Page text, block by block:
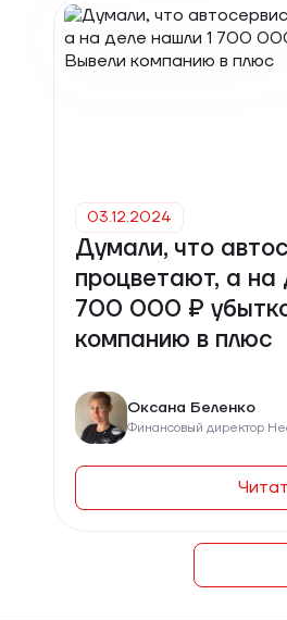
03.12.2024
Думали, что
процветают, а на
700 000 ₽
компанию в плюс
Оксана Беленко
Финансовый директор